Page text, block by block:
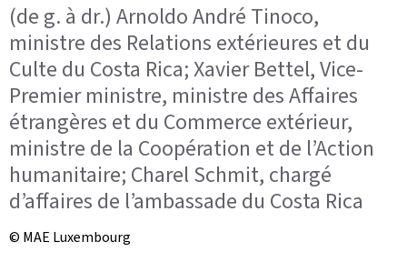
(de g. à dr.) Arnoldo André Tinoco,
ministre des Relations extérieures et du
Culte du Costa Rica; Xavier Bettel, Vice-
Premier ministre, ministre des Affaires
étrangères et du Commerce extérieur,
ministre de la Coopération et de l’Action
humanitaire; Charel Schmit, chargé
d’affaires de l’ambassade du Costa Rica
© MAE Luxembourg